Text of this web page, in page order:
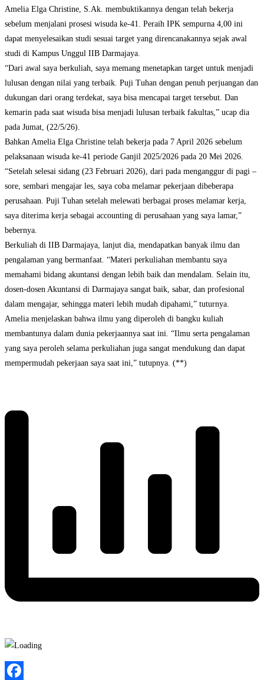
Amelia Elga Christine, S.Ak. membuktikannya dengan telah bekerja
sebelum menjalani prosesi wisuda ke-41. Peraih IPK sempurna 4,00 ini
dapat menyelesaikan studi sesuai target yang direncanakannya sejak awal
studi di Kampus Unggul IIB Darmajaya.
“Dari awal saya berkuliah, saya memang menetapkan target untuk menjadi
lulusan dengan nilai yang terbaik. Puji Tuhan dengan penuh perjuangan dan
dukungan dari orang terdekat, saya bisa mencapai target tersebut. Dan
kemarin pada saat wisuda bisa menjadi lulusan terbaik fakultas,” ucap dia
pada Jumat, (22/5/26).
Bahkan Amelia Elga Christine telah bekerja pada 7 April 2026 sebelum
pelaksanaan wisuda ke-41 periode Ganjil 2025/2026 pada 20 Mei 2026.
“Setelah selesai sidang (23 Februari 2026), dari pada menganggur di pagi –
sore, sembari mengajar les, saya coba melamar pekerjaan dibeberapa
perusahaan. Puji Tuhan setelah melewati berbagai proses melamar kerja,
saya diterima kerja sebagai accounting di perusahaan yang saya lamar,”
bebernya.
Berkuliah di IIB Darmajaya, lanjut dia, mendapatkan banyak ilmu dan
pengalaman yang bermanfaat. “Materi perkuliahan membantu saya
memahami bidang akuntansi dengan lebih baik dan mendalam. Selain itu,
dosen-dosen Akuntansi di Darmajaya sangat baik, sabar, dan profesional
dalam mengajar, sehingga materi lebih mudah dipahami,” tuturnya.
Amelia menjelaskan bahwa ilmu yang diperoleh di bangku kuliah
membantunya dalam dunia pekerjaannya saat ini. “Ilmu serta pengalaman
yang saya peroleh selama perkuliahan juga sangat mendukung dan dapat
mempermudah pekerjaan saya saat ini,” tutupnya. (**)